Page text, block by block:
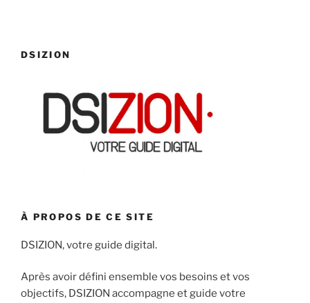
DSIZION
À PROPOS DE CE SITE
DSIZION, votre guide digital.
Après avoir défini ensemble vos besoins et vos
objectifs, DSIZION accompagne et guide votre